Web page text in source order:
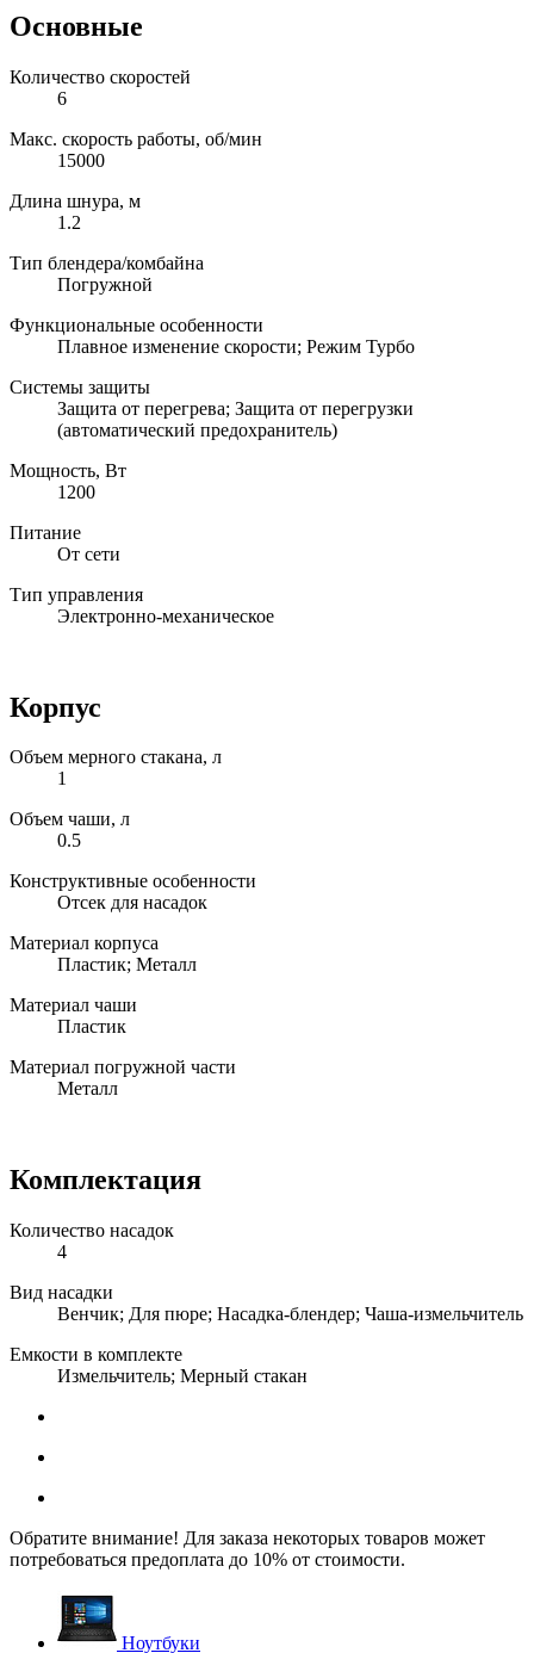
Основные
Количество скоростей
6
Макс. скорость работы, об/мин
15000
Длина шнура, м
1.2
Тип блендера/комбайна
Погружной
Функциональные особенности
Плавное изменение скорости; Режим Турбо
Системы защиты
Защита от перегрева; Защита от перегрузки
(автоматический предохранитель)
Мощность, Вт
1200
Питание
От сети
Тип управления
Электронно-механическое
Корпус
Объем мерного стакана, л
1
Объем чаши, л
0.5
Конструктивные особенности
Отсек для насадок
Материал корпуса
Пластик; Металл
Материал чаши
Пластик
Материал погружной части
Металл
Комплектация
Количество насадок
4
Вид насадки
Венчик; Для пюре; Насадка-блендер; Чаша-измельчитель
Емкости в комплекте
Измельчитель; Мерный стакан
Обратите внимание! Для заказа некоторых товаров может
потребоваться предоплата до 10% от стоимости.
Ноутбуки